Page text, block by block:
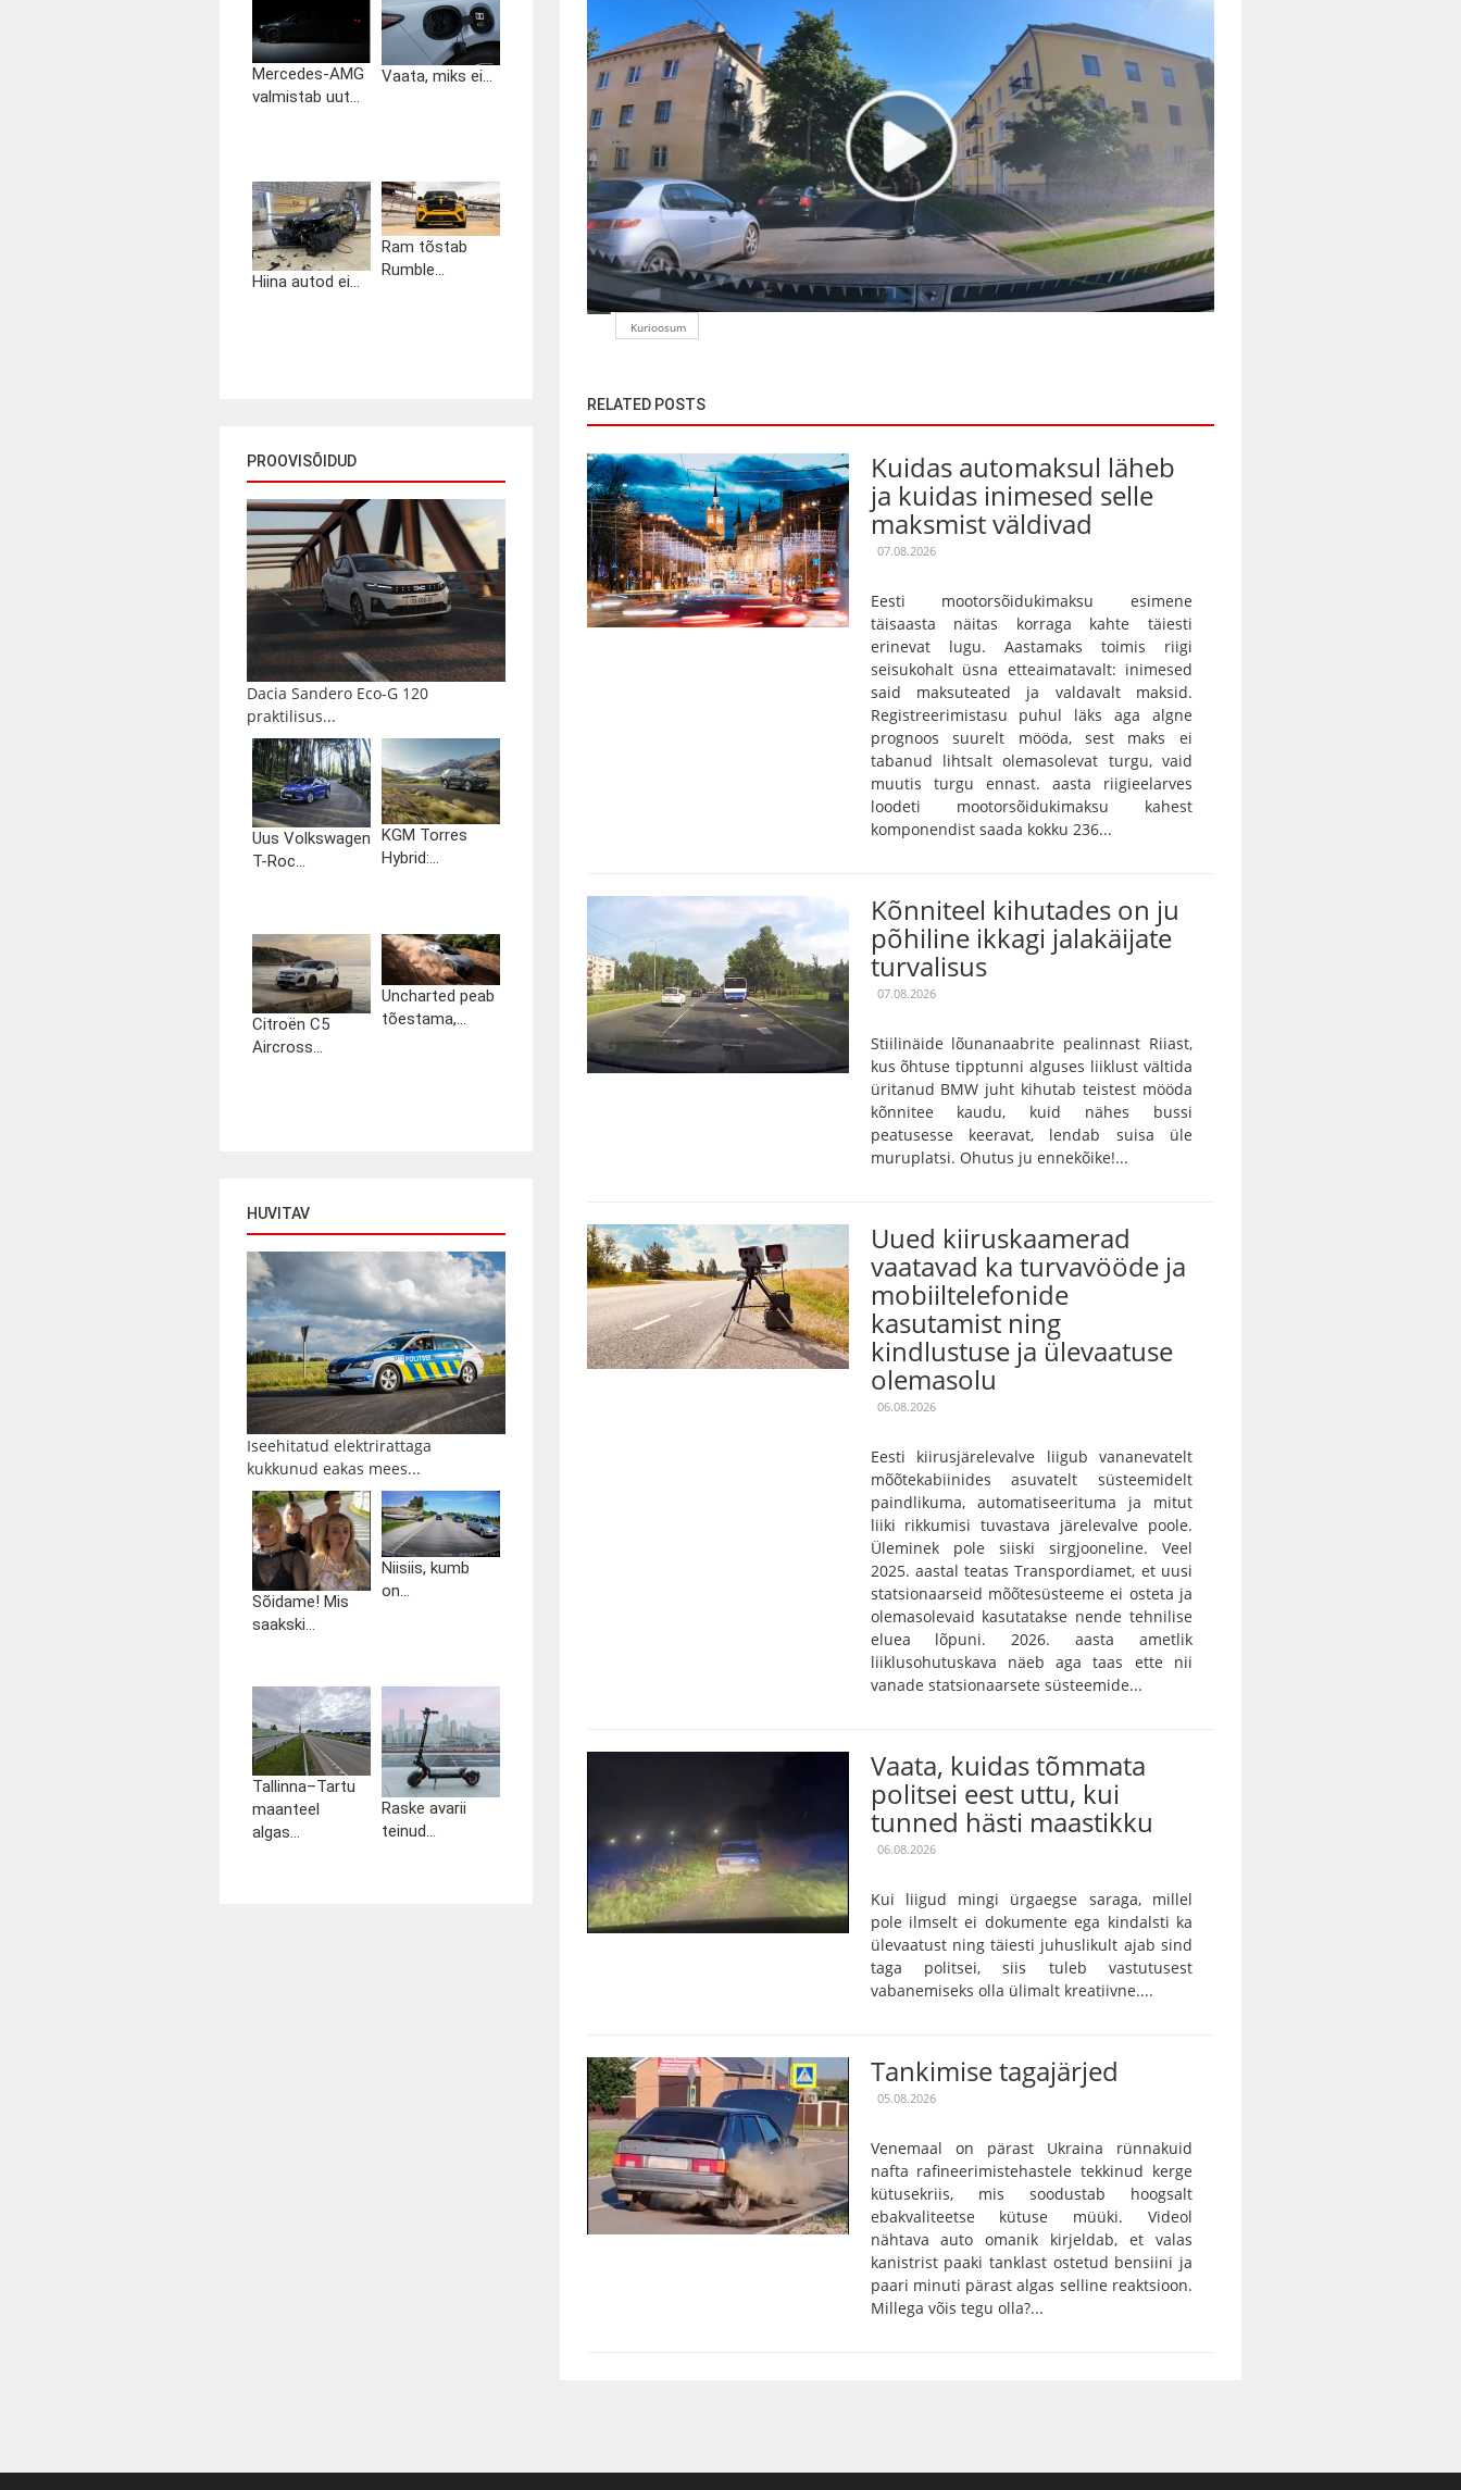
Mercedes-AMG
valmistab uut...
Vaata, miks ei...
Hiina autod ei...
Ram tõstab
Rumble...
PROOVISÕIDUD
Dacia Sandero Eco-G 120
praktilisus...
Uus Volkswagen
T-Roc...
KGM Torres
Hybrid:...
Citroën C5
Aircross...
Uncharted peab
tõestama,...
HUVITAV
Iseehitatud elektrirattaga
kukkunud eakas mees...
Sõidame! Mis
saakski...
Niisiis, kumb
on...
Tallinna–Tartu
maanteel
algas...
Raske avarii
teinud...
Kurioosum
RELATED POSTS
Kuidas automaksul läheb
ja kuidas inimesed selle
maksmist väldivad
07.08.2026
Eesti mootorsõidukimaksu esimene
täisaasta näitas korraga kahte täiesti
erinevat lugu. Aastamaks toimis riigi
seisukohalt üsna etteaimatavalt: inimesed
said maksuteated ja valdavalt maksid.
Registreerimistasu puhul läks aga algne
prognoos suurelt mööda, sest maks ei
tabanud lihtsalt olemasolevat turgu, vaid
muutis turgu ennast. aasta riigieelarves
loodeti mootorsõidukimaksu kahest
komponendist saada kokku 236...
Kõnniteel kihutades on ju
põhiline ikkagi jalakäijate
turvalisus
07.08.2026
Stiilinäide lõunanaabrite pealinnast Riiast,
kus õhtuse tipptunni alguses liiklust vältida
üritanud BMW juht kihutab teistest mööda
kõnnitee kaudu, kuid nähes bussi
peatusesse keeravat, lendab suisa üle
muruplatsi. Ohutus ju ennekõike!...
Uued kiiruskaamerad
vaatavad ka turvavööde ja
mobiiltelefonide
kasutamist ning
kindlustuse ja ülevaatuse
olemasolu
06.08.2026
Eesti kiirusjärelevalve liigub vananevatelt
mõõtekabiinides asuvatelt süsteemidelt
paindlikuma, automatiseerituma ja mitut
liiki rikkumisi tuvastava järelevalve poole.
Üleminek pole siiski sirgjooneline. Veel
2025. aastal teatas Transpordiamet, et uusi
statsionaarseid mõõtesüsteeme ei osteta ja
olemasolevaid kasutatakse nende tehnilise
eluea lõpuni. 2026. aasta ametlik
liiklusohutuskava näeb aga taas ette nii
vanade statsionaarsete süsteemide...
Vaata, kuidas tõmmata
politsei eest uttu, kui
tunned hästi maastikku
06.08.2026
Kui liigud mingi ürgaegse saraga, millel
pole ilmselt ei dokumente ega kindalsti ka
ülevaatust ning täiesti juhuslikult ajab sind
taga politsei, siis tuleb vastutusest
vabanemiseks olla ülimalt kreatiivne....
Tankimise tagajärjed
05.08.2026
Venemaal on pärast Ukraina rünnakuid
nafta rafineerimistehastele tekkinud kerge
kütusekriis, mis soodustab hoogsalt
ebakvaliteetse kütuse müüki. Videol
nähtava auto omanik kirjeldab, et valas
kanistrist paaki tanklast ostetud bensiini ja
paari minuti pärast algas selline reaktsioon.
Millega võis tegu olla?...